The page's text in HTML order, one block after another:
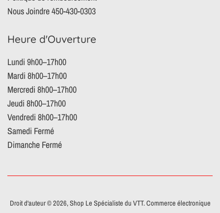
Nous Joindre 450-430-0303
Heure d'Ouverture
Lundi 9h00–17h00
Mardi 8h00–17h00
Mercredi 8h00–17h00
Jeudi 8h00–17h00
Vendredi 8h00–17h00
Samedi Fermé
Dimanche Fermé
Droit d'auteur © 2026,Shop Le Spécialiste du VTT.Commerce électronique